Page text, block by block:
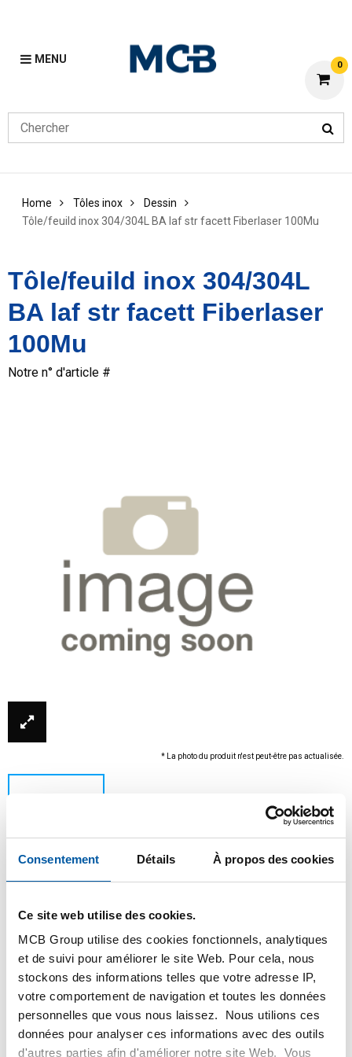
Consentement Détails À propos des cookies
Ce site web utilise des cookies.
MCB Group utilise des cookies fonctionnels, analytiques
et de suivi pour améliorer le site Web. Pour cela, nous
stockons des informations telles que votre adresse IP,
votre comportement de navigation et toutes les données
personnelles que vous nous laissez. Nous utilions ces
données pour analyser ces informations avec des outils
d'autres parties afin d'améliorer notre site Web. Vous
MENU 0
Home Tôles inox
Dessin
Tôle/feuild inox 304/304L BA laf str facett Fiberlaser 100Mu
Tôle/feuild inox 304/304L
BA laf str facett Fiberlaser
100Mu
Notre n° d'article #
* La photo du produit n'est peut-être pas actualisée.
Ce produit ne peut être commandé en ligne, pour
plus d'information, veuillez contacter notre
service client.
Commandez avec vos propres numéros d’articles